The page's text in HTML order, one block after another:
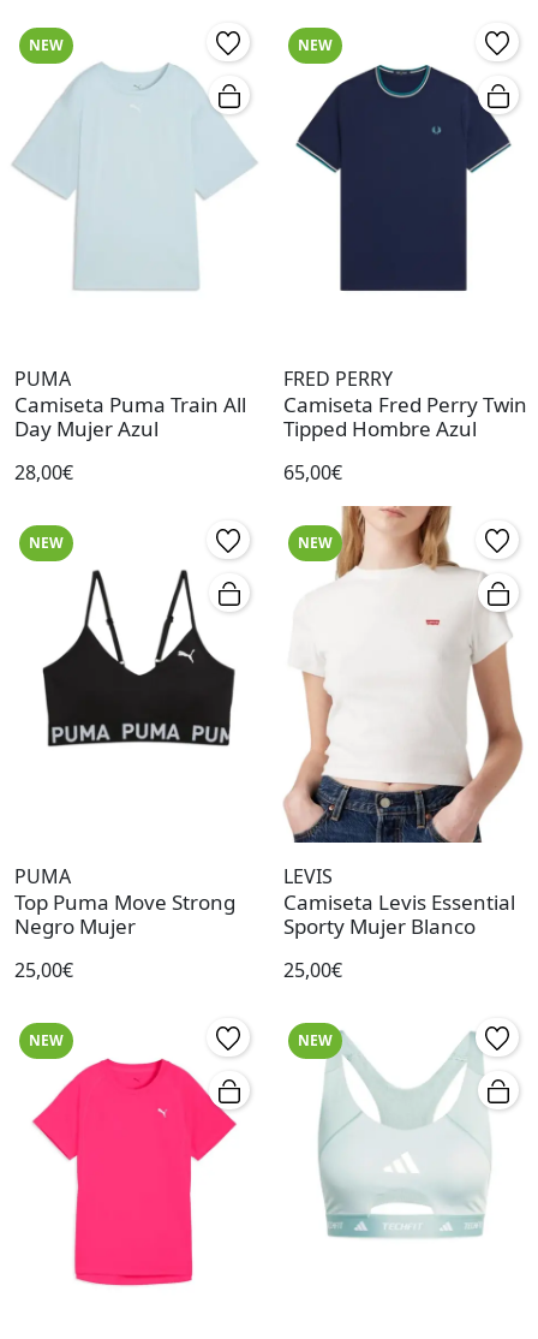
NEW
PUMA
Camiseta Puma Train All
Day Mujer Azul
28,00€
NEW
FRED PERRY
Camiseta Fred Perry Twin
Tipped Hombre Azul
65,00€
NEW
PUMA
Top Puma Move Strong
Negro Mujer
25,00€
NEW
LEVIS
Camiseta Levis Essential
Sporty Mujer Blanco
25,00€
NEW NEW